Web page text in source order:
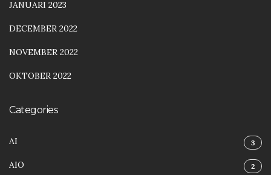
JANUARI 2023
DECEMBER 2022
NOVEMBER 2022
OKTOBER 2022
Categories
AI 3
AIO 2